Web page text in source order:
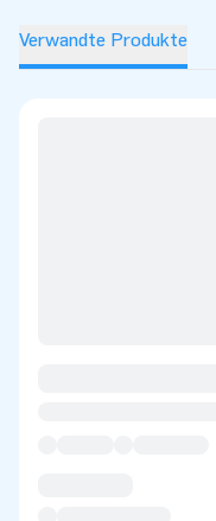
Verwandte Produkte